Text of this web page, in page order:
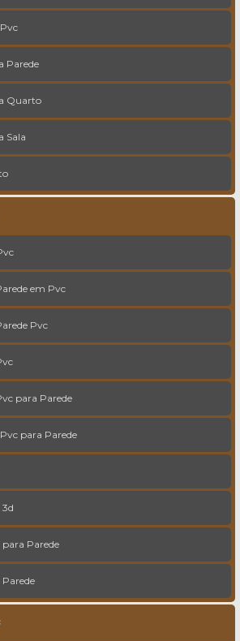
Parede
Quarto
Sala
em Pvc
Pvc
para Parede
para Parede
Parede